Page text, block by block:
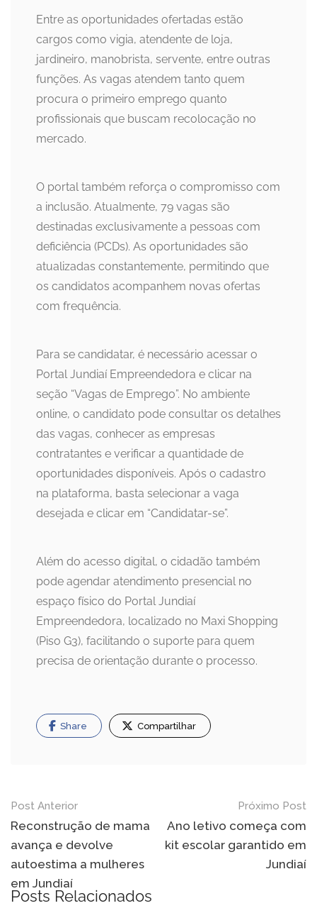
Entre as oportunidades ofertadas estão
cargos como vigia, atendente de loja,
jardineiro, manobrista, servente, entre outras
funções. As vagas atendem tanto quem
procura o primeiro emprego quanto
profissionais que buscam recolocação no
mercado.
O portal também reforça o compromisso com
a inclusão. Atualmente, 79 vagas são
destinadas exclusivamente a pessoas com
deficiência (PCDs). As oportunidades são
atualizadas constantemente, permitindo que
os candidatos acompanhem novas ofertas
com frequência.
Para se candidatar, é necessário acessar o
Portal Jundiaí Empreendedora e clicar na
seção “Vagas de Emprego”. No ambiente
online, o candidato pode consultar os detalhes
das vagas, conhecer as empresas
contratantes e verificar a quantidade de
oportunidades disponíveis. Após o cadastro
na plataforma, basta selecionar a vaga
desejada e clicar em “Candidatar-se”.
Além do acesso digital, o cidadão também
pode agendar atendimento presencial no
espaço físico do Portal Jundiaí
Empreendedora, localizado no Maxi Shopping
(Piso G3), facilitando o suporte para quem
precisa de orientação durante o processo.
Share Compartilhar
Navegação
de
Post
Post Anterior
Reconstrução de mama
avança e devolve
autoestima a mulheres
em Jundiaí
Próximo Post
Ano letivo começa com
kit escolar garantido em
Jundiaí
Posts Relacionados